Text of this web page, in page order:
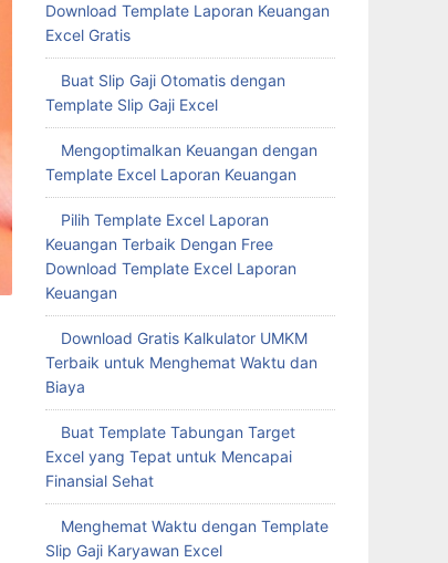
Download Template Laporan Keuangan
Excel Gratis
Buat Slip Gaji Otomatis dengan
Template Slip Gaji Excel
Mengoptimalkan Keuangan dengan
Template Excel Laporan Keuangan
Pilih Template Excel Laporan
Keuangan Terbaik Dengan Free
Download Template Excel Laporan
Keuangan
Download Gratis Kalkulator UMKM
Terbaik untuk Menghemat Waktu dan
Biaya
Buat Template Tabungan Target
Excel yang Tepat untuk Mencapai
Finansial Sehat
Menghemat Waktu dengan Template
Slip Gaji Karyawan Excel